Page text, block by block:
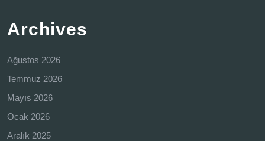
Archives
Ağustos 2026
Temmuz 2026
Mayıs 2026
Ocak 2026
Aralık 2025